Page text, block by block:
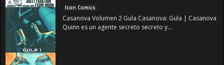
Icon Comics
Casanova Volumen 2 Gula Casanova: Gula | Casanova
Quinn es un agente secreto secreto y...